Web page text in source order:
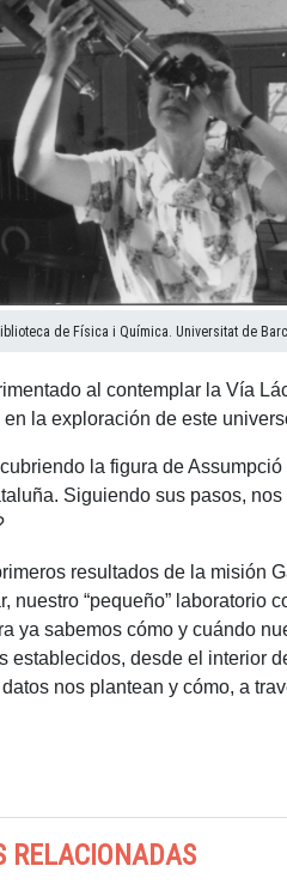
de Física i Química. Universitat de
al contemplar la Vía
la exploración de este
la figura de
Siguiendo sus pasos,
resultados de la misión
nuestro “pequeño”
ya sabemos cómo y cuándo
establecidos, desde el interior
nos plantean y cómo, a
RELACIONADAS